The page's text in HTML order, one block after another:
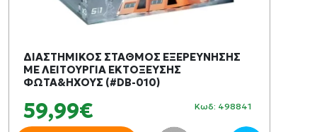
ΔΙΑΣΤΗΜΙΚΟΣ ΣΤΑΘΜΟΣ ΕΞΕΡΕΥΝΗΣΗΣ
ΜΕ ΛΕΙΤΟΥΡΓΙΑ ΕΚΤΟΞΕΥΣΗΣ
ΦΩΤΑ&ΗΧΟΥΣ (#DB-010)
59,99€ Κωδ: 498841